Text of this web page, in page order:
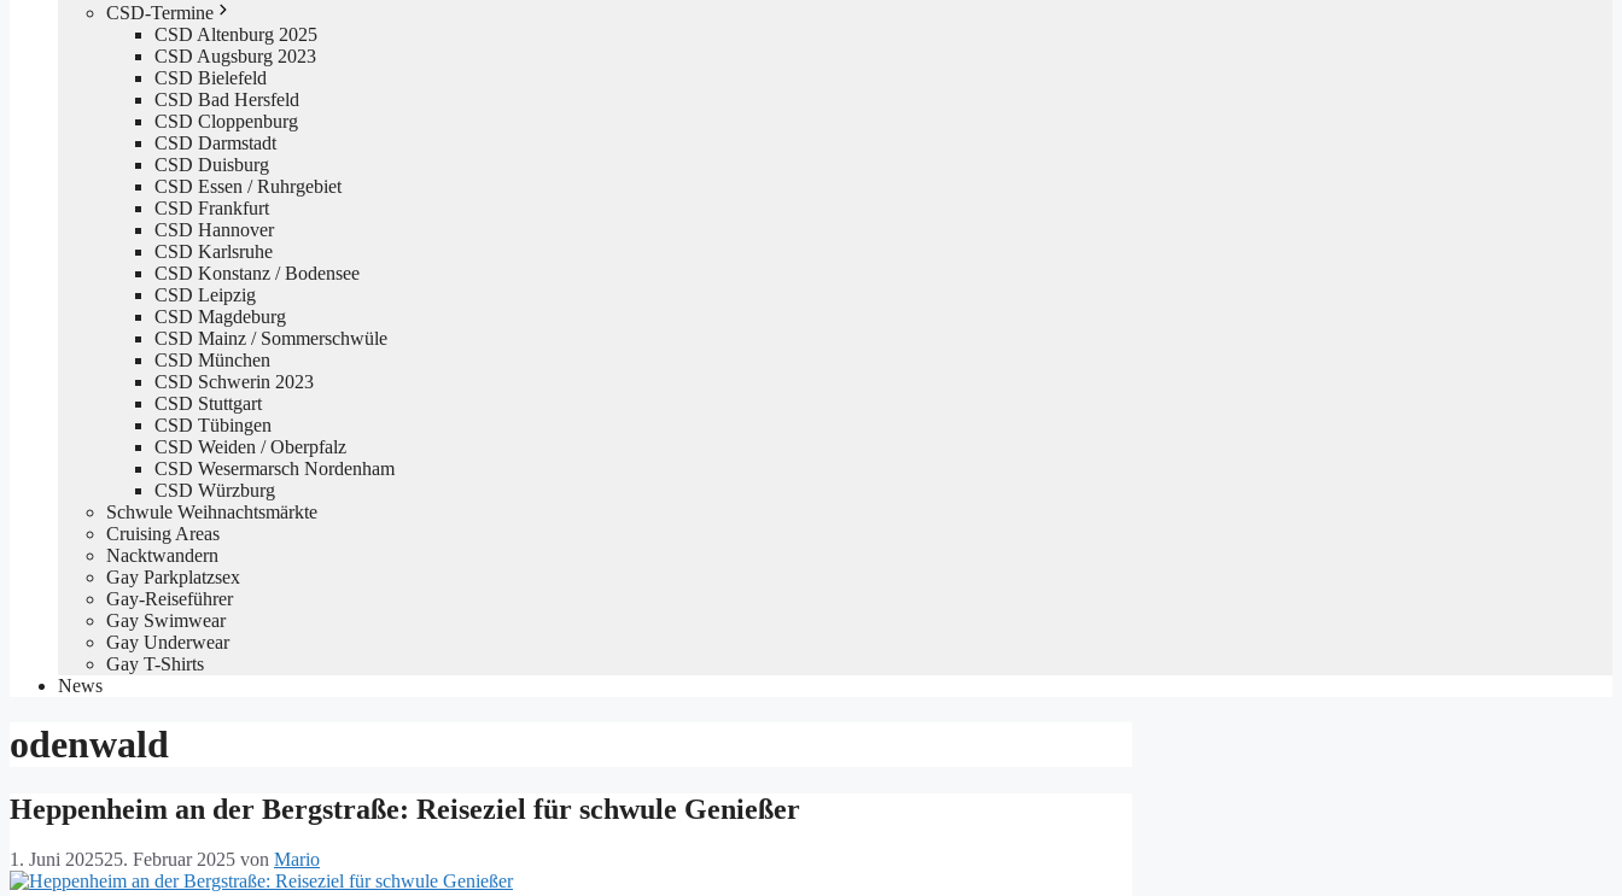
CSD-Termine
CSD Altenburg 2025
CSD Augsburg 2023
CSD Bielefeld
CSD Bad Hersfeld
CSD Cloppenburg
CSD Darmstadt
CSD Duisburg
CSD Essen / Ruhrgebiet
CSD Frankfurt
CSD Hannover
CSD Karlsruhe
CSD Konstanz / Bodensee
CSD Leipzig
CSD Magdeburg
CSD Mainz / Sommerschwüle
CSD München
CSD Schwerin 2023
CSD Stuttgart
CSD Tübingen
CSD Weiden / Oberpfalz
CSD Wesermarsch Nordenham
CSD Würzburg
Schwule Weihnachtsmärkte
Cruising Areas
Nacktwandern
Gay Parkplatzsex
Gay-Reiseführer
Gay Swimwear
Gay Underwear
Gay T-Shirts
News
odenwald
Heppenheim an der Bergstraße: Reiseziel für schwule Genießer
1. Juni 202525. Februar 2025 von Mario